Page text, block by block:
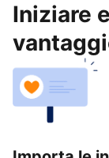
Iniziare